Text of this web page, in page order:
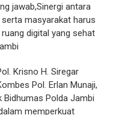
jawab,Sinergi antara
masyarakat harus
digital yang sehat
Krisno H. Siregar
Pol. Erlan Munaji,
Bidhumas Polda Jambi
memperkuat